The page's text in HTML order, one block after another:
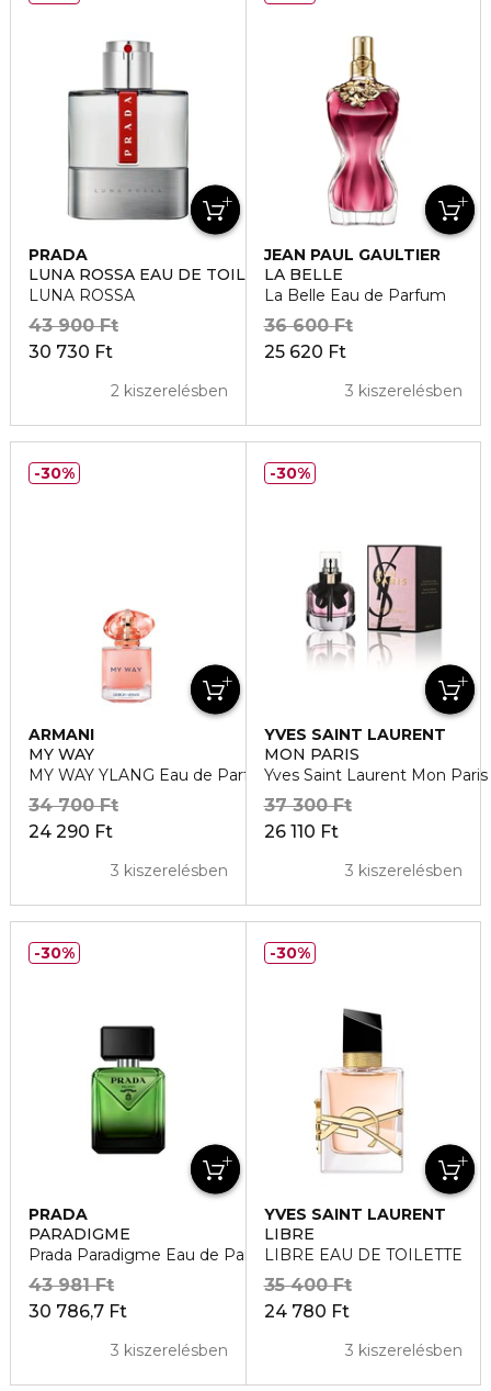
PRADA
LUNA ROSSA EAU DE TOILETTE
LUNA ROSSA
30 730 Ft
43 900 Ft
2 kiszerelésben
JEAN PAUL GAULTIER
LA BELLE
La Belle Eau de Parfum
25 620 Ft
36 600 Ft
3 kiszerelésben
ARMANI
MY WAY
MY WAY YLANG Eau de Parfum
24 290 Ft
34 700 Ft
3 kiszerelésben
30%
YVES SAINT LAURENT
MON PARIS
Yves Saint Laurent Mon
26 110 Ft
37 300 Ft
3 kiszerelésben
30%
PRADA
PARADIGME
Prada Paradigme Eau de Parfum
30 786,7 Ft
43 981 Ft
3 kiszerelésben
30%
YVES SAINT LAURENT
LIBRE
LIBRE EAU DE TOILETTE
24 780 Ft
35 400 Ft
3 kiszerelésben
30%